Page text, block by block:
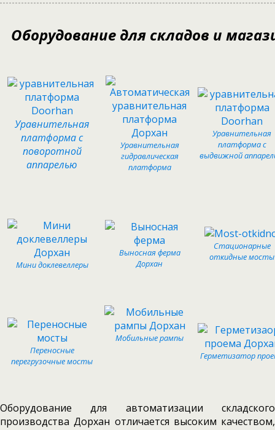
Оборудование для складов и
Уравнительная
платформа с
поворотной
аппарелью
Уравнительная
гидравлическая
платформа
Уравнительная
платформа с
выдвижной
Мини доклевеллеры
Выносная ферма
Дорхан
Стационарные
откидные мосты
Переносные
перегрузочные мосты
Мобильные рампы
Герметизатор
Оборудование для автоматизации складского
производства Дорхан отличается высоким качеством,